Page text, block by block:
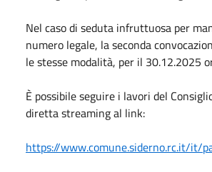
Nel caso di seduta infruttuosa per
numero legale, la seconda
le stesse modalità, per il 30.12.2025
È possibile seguire i lavori del
diretta streaming al link:
https://www.comune.siderno.rc.it/it/